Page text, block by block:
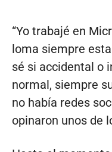
“Yo trabajé en
loma siempre
sé si accidental o
normal, siempre
no había redes
opinaron unos de